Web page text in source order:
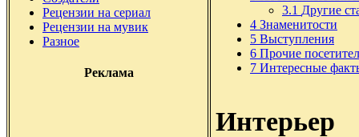
Рецензии на сериал
Рецензии на мувик
Разное
Реклама
3.1 Другие
4 Знаменитости
5 Выступления
6 Прочие
7 Интересные
Интерьер